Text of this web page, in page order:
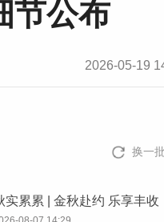
节公布
2026-05-19
换一
实累累 | 金秋赴约 乐享丰收